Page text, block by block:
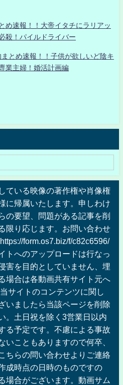
め速報！！大帝イタチにラリアッ
殺！パイルドライバー
とめ速報！！子供が欲しいど陰キ
業主婦！婚活計画編
ている映像の著作権や肖像権
に帰属いたします。申しわけ
の要望、問題がある記事を削
限り応じます。お問い合わせ
form.os7.biz/f/c82c6596/
トへのアップロードは行なっ
害を目的としていません、埋
場合は各動画共有サイト元へ
サイトのコンテンツに関し
いましたら当該ページを削除
。土日祝を除く3営業日以内
る予定です。不慮による事故
いこともありますので何卒、
ちらの問い合わせよりご連絡
成時点の日時のものですの
場合がございます。動画サム